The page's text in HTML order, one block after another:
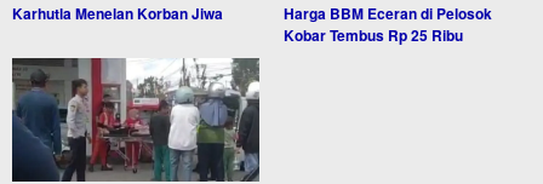
Karhutla Menelan Korban Jiwa
Harga BBM Eceran di Pelosok
Kobar Tembus Rp 25 Ribu